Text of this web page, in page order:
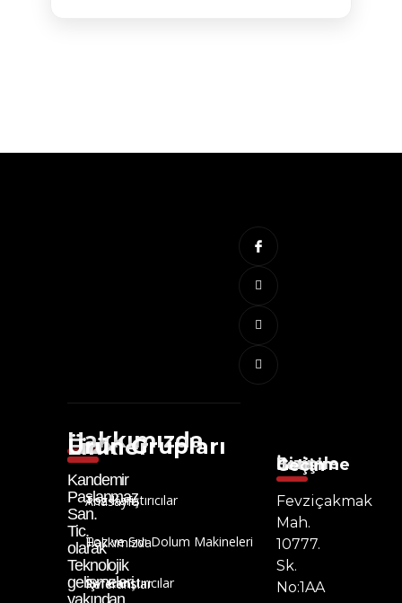
Hakkımızda
Kandemir
Paslanmaz
San.
Tic.
olarak
Teknolojik
gelişmeleri
yakından
Hızlı Linkler
Anasayfa
Hakkımızda
Referanslar
Ürün Grupları
Toz Karıştırıcılar
Toz ve Sıvı Dolum Makineleri
Sıvı Karıştırıcılar
Bizimle İletişime Geçin
Fevziçakmak
Mah.
10777.
Sk.
No:1AA